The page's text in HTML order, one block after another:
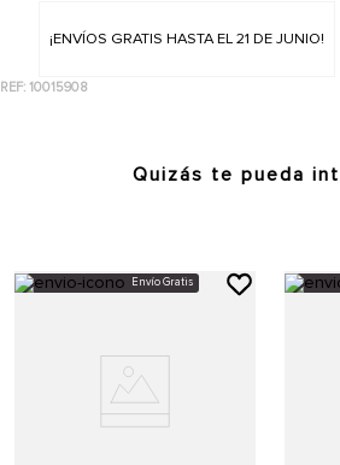
¡ENVÍOS GRATIS HASTA EL 21 DE JUNIO!
REF: 10015908
Quizás te pueda